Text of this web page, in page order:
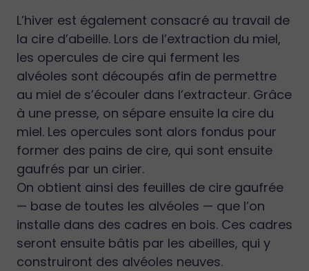
L’hiver est également consacré au travail de
la cire d’abeille. Lors de l’extraction du miel,
les opercules de cire qui ferment les
alvéoles sont découpés afin de permettre
au miel de s’écouler dans l’extracteur. Grâce
à une presse, on sépare ensuite la cire du
miel. Les opercules sont alors fondus pour
former des pains de cire, qui sont ensuite
gaufrés par un cirier.
On obtient ainsi des feuilles de cire gaufrée
— base de toutes les alvéoles — que l’on
installe dans des cadres en bois. Ces cadres
seront ensuite bâtis par les abeilles, qui y
construiront des alvéoles neuves.